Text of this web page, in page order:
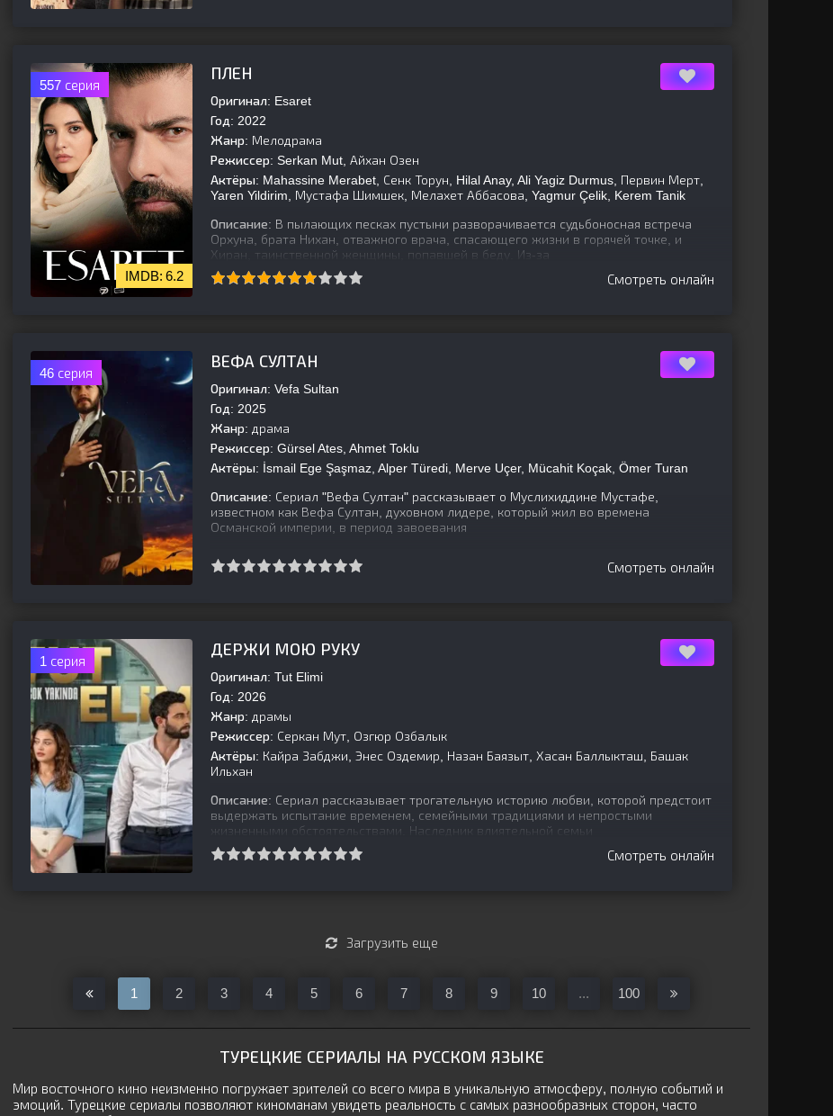
ТУРЕЦКИЕ СЕРИАЛЫ НА РУССКОМ ЯЗЫКЕ
Мир восточного кино неизменно погружает зрителей со всего мира в уникальную атмосферу, полную событий и
эмоций. Турецкие сериалы позволяют киноманам увидеть реальность с самых разнообразных сторон, часто
557 серия
6.2
ПЛЕН
Оригинал: Esaret
Год: 2022
Жанр: Мелодрама
Режиссер: Serkan Mut, Айхан Озен
Актёры: Mahassine Merabet, Сенк Торун, Hilal Anay, Ali Yagiz Durmus, Первин Мерт,
Yaren Yildirim, Мустафа Шимшек, Мелахет Аббасова, Yagmur Çelik, Kerem Tanik
Описание: В пылающих песках пустыни разворачивается судьбоносная встреча
Орхуна, брата Нихан, отважного врача, спасающего жизни в горячей точке, и
Хиран, таинственной женщины, попавшей в беду. Из-за
Смотреть онлайн
46 серия
ВЕФА СУЛТАН
Оригинал: Vefa Sultan
Год: 2025
Жанр: драма
Режиссер: Gürsel Ates, Ahmet Toklu
Актёры: İsmail Ege Şaşmaz, Alper Türedi, Merve Uçer, Mücahit Koçak, Ömer Turan
Описание: Сериал "Вефа Султан" рассказывает о Муслихиддине Мустафе,
известном как Вефа Султан, духовном лидере, который жил во времена
Османской империи, в период завоевания
Смотреть онлайн
1 серия
ДЕРЖИ МОЮ РУКУ
Оригинал: Tut Elimi
Год: 2026
Жанр: драмы
Режиссер: Серкан Мут, Озгюр Озбалык
Актёры: Кайра Забджи, Энес Оздемир, Назан Баязыт, Хасан Баллыкташ, Башак
Ильхан
Описание: Сериал рассказывает трогательную историю любви, которой предстоит
выдержать испытание временем, семейными традициями и непростыми
жизненными обстоятельствами. Наследник влиятельной семьи
Смотреть онлайн
Загрузить еще
1 2 3 4 5 6 7 8 9 10 ... 100